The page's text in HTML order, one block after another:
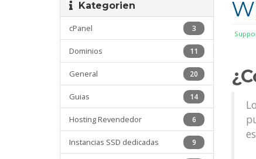
Kategorien
3
cPanel
11
Dominios
20
General
14
Guias
6
Hosting Revendedor
9
Instancias SSD dedicadas